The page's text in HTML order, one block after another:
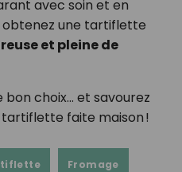
avec soin et en
obtenez une tartiflette
et pleine de
choix… et savourez
faite maison !
Fromage